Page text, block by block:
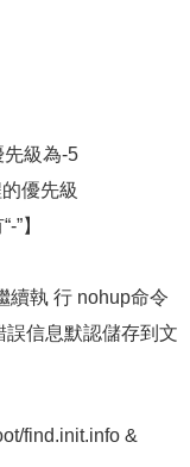
先級為-5
優先級
”】
續執 行 nohup命令
信息默認儲存到文
find.init.info &